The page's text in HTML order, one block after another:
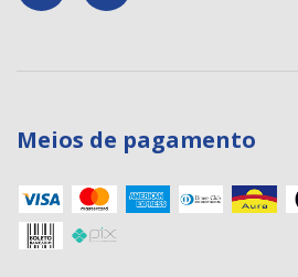
Meios de pagamento